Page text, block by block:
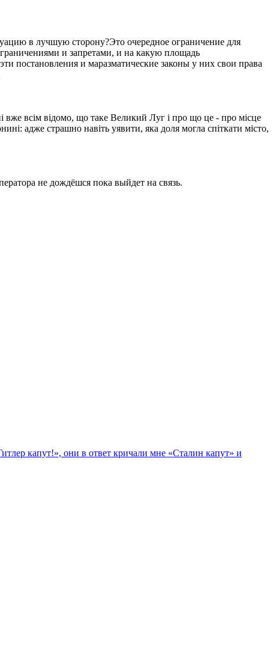
в лучшую сторону?Это очередное ограничение для
и запретами, и на какую площадь
постановления и маразматические законы у них свои права
вже всім відомо, що таке Великий Луг і про що це - про місце
адже страшно навіть уявити, яка доля могла спіткати місто,
не дождёшся пока выйдет на связь.
капут!», они в ответ кричали мне «Сталин капут» и